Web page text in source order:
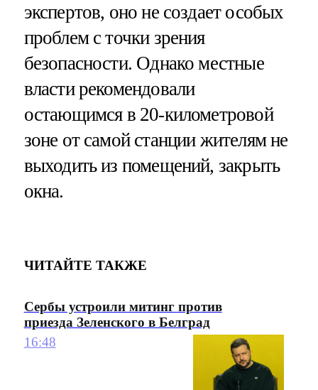
экспертов, оно не создает особых
проблем с точки зрения
безопасности. Однако местные
власти рекомендовали
остающимся в 20-километровой
зоне от самой станции жителям не
выходить из помещений, закрыть
окна.
ЧИТАЙТЕ ТАКЖЕ
Сербы устроили митинг против
приезда Зеленского в Белград
16:48